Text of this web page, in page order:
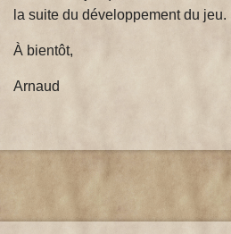
la suite du développement du jeu.
À bientôt,
Arnaud